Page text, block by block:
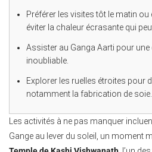
Préférer les visites tôt le matin ou
éviter la chaleur écrasante qui
Assister au Ganga Aarti pour une
inoubliable.
Explorer les ruelles étroites pour
notamment la fabrication de soie.
Les activités à ne pas manquer
Gange au lever du soleil, un moment